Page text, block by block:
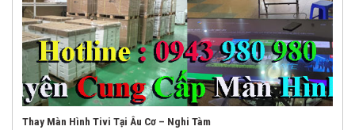
Thay Màn Hình Tivi Tại Âu Cơ – Nghi Tàm